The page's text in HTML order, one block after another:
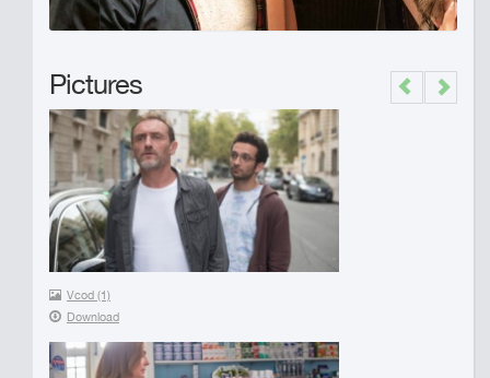
Pictures
Vcod (1)
Download
Previous
Next